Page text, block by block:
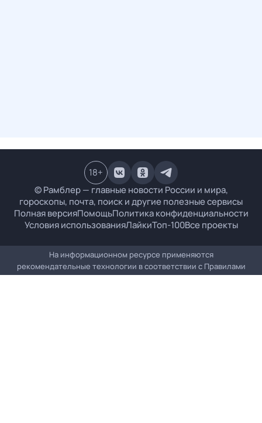
© Рамблер — главные новости России и мира,
гороскопы, почта, поиск и другие полезные сервисы
Полная версияПомощьПолитика конфиденциальности
Условия использованияЛайкиТоп-100Все проекты
18+
На информационном ресурсе применяются
рекомендательные технологии в соответствии с Правилами